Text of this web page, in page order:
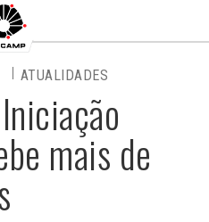
mais de
ATUALIDADES